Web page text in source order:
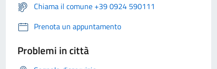
Chiama il comune +39 0924 590111
Prenota un appuntamento
Problemi in città